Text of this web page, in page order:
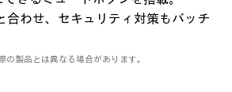
合わせ、セキュリティ対策もバッチ
製品とは異なる場合があります。